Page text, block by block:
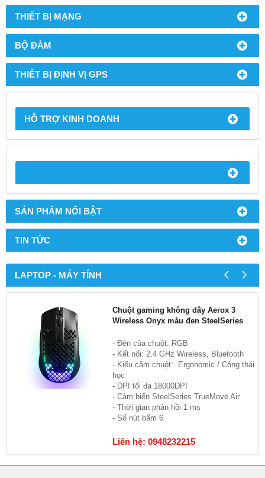
THIẾT BỊ MẠNG
BỘ ĐÀM
THIẾT BỊ ĐỊNH VỊ GPS
HỖ TRỢ KINH DOANH
SẢN PHẨM NỔI BẬT
TIN TỨC
LAPTOP - MÁY TÍNH
Chuột gaming không dây Aerox 3
Wireless Onyx màu đen SteelSeries
- Đèn của chuột: RGB
- Kết nối: 2.4 GHz Wireless, Bluetooth
- Kiểu cầm chuột: Ergonomic / Công thái
học
- DPI tối đa 18000DPI
- Cảm biến SteelSeries TrueMove Air
- Thời gian phản hồi 1 ms
- Số nút bấm 6
Liên hệ: 0948232215
‹ ›